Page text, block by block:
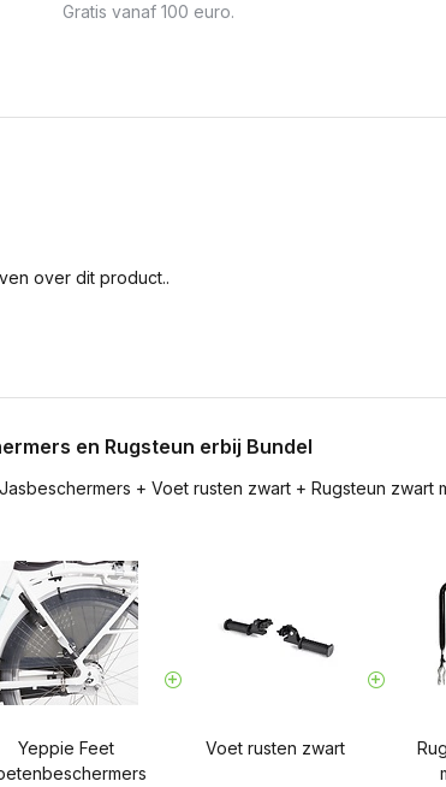
Gratis vanaf 100 euro.
over dit product..
en Rugsteun erbij Bundel
+ Voet rusten zwart + Rugsteun zwart
Yeppie Feet
Voet rusten zwart